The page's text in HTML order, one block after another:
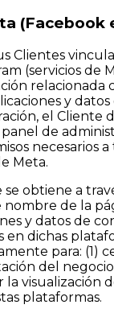
(Facebook
Clientes
(servicios de
relacionada
y
el Cliente
de
necesarios a
Meta.
obtiene a
de la
y datos de
dichas
para: (1)
del
la visualización
plataformas.